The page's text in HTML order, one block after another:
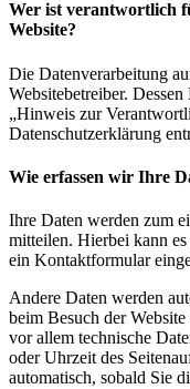
Wer ist verantwortlich
Website?
Die Datenverarbeitung
Websitebetreiber.
„Hinweis zur
Datenschutzerklärung
Wie erfassen wir Ihre
Ihre Daten werden zum
mitteilen. Hierbei kann
ein Kontaktformular
Andere Daten werden
beim Besuch der
vor allem technische
oder Uhrzeit des
automatisch, sobald Sie